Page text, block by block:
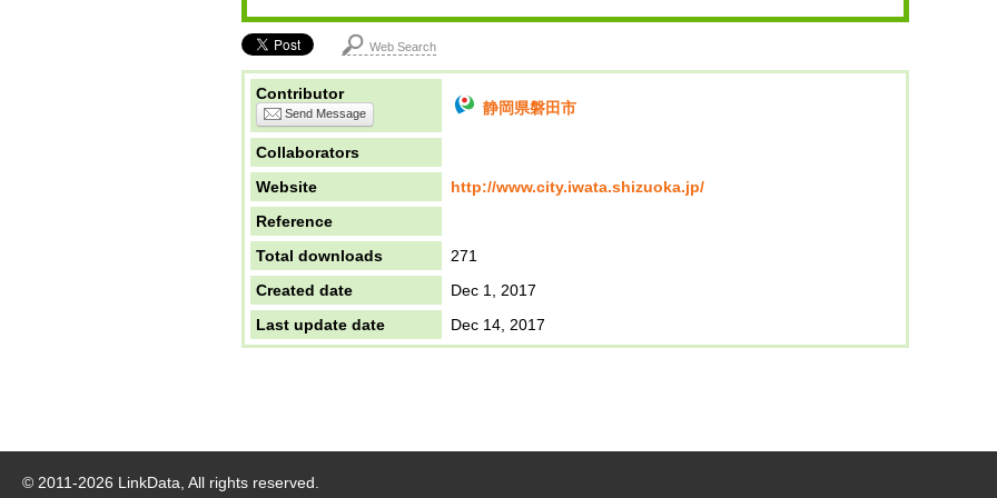
Web Search
Contributor
Send Message 静岡県磐田市
Collaborators
Website
http://www.city.iwata.shizuoka.jp/
Reference
Total downloads
271
Created date
Dec 1, 2017
Last update date
Dec 14, 2017
© 2011-2026 LinkData, All rights reserved.